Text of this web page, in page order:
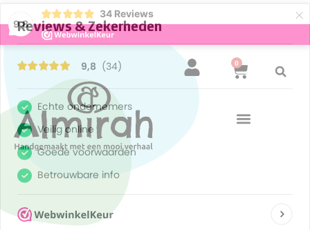
9,8
34 Reviews ×
0